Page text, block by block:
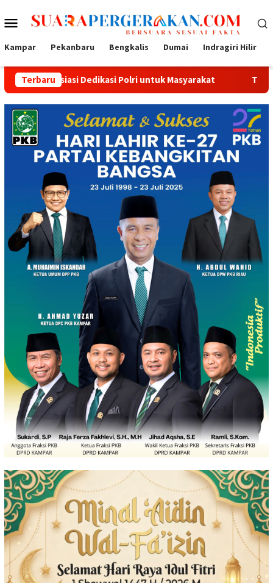
ke
Menu
Mobile
Kampar Pekanbaru Bengkalis Dumai Indragiri Hilir
Terbaru
Dedikasi Polri untuk Masyarakat Tak Sekadar Bersih